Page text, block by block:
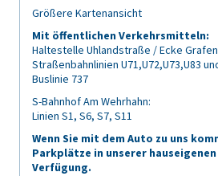
Größere Kartenansicht
Mit öffentlichen Verkehrsmitteln:
Haltestelle Uhlandstraße / Ecke
Straßenbahnlinien U71,U72,U73,U83
Buslinie 737
S-Bahnhof Am Wehrhahn:
Linien S1, S6, S7, S11
Wenn Sie mit dem Auto zu uns
Parkplätze in unserer
Verfügung.